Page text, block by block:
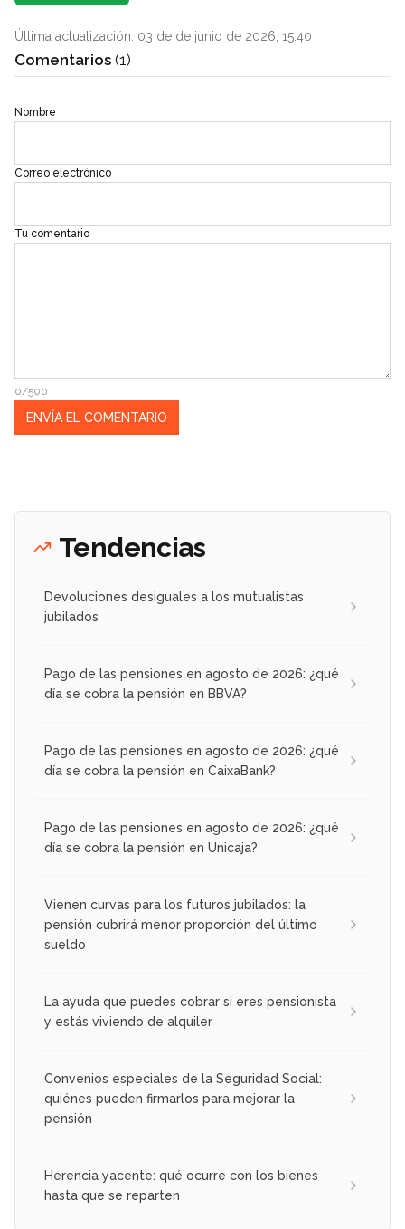
Última actualización: 03 de de junio de 2026, 15:40
Comentarios (1)
Nombre
Correo electrónico
Tu comentario
0/500
Tendencias
Devoluciones desiguales a los mutualistas
jubilados
Pago de las pensiones en agosto de 2026: ¿qué
día se cobra la pensión en BBVA?
Pago de las pensiones en agosto de 2026: ¿qué
día se cobra la pensión en CaixaBank?
Pago de las pensiones en agosto de 2026: ¿qué
día se cobra la pensión en Unicaja?
Vienen curvas para los futuros jubilados: la
pensión cubrirá menor proporción del último
sueldo
La ayuda que puedes cobrar si eres pensionista
y estás viviendo de alquiler
Convenios especiales de la Seguridad Social:
quiénes pueden firmarlos para mejorar la
pensión
Herencia yacente: qué ocurre con los bienes
hasta que se reparten